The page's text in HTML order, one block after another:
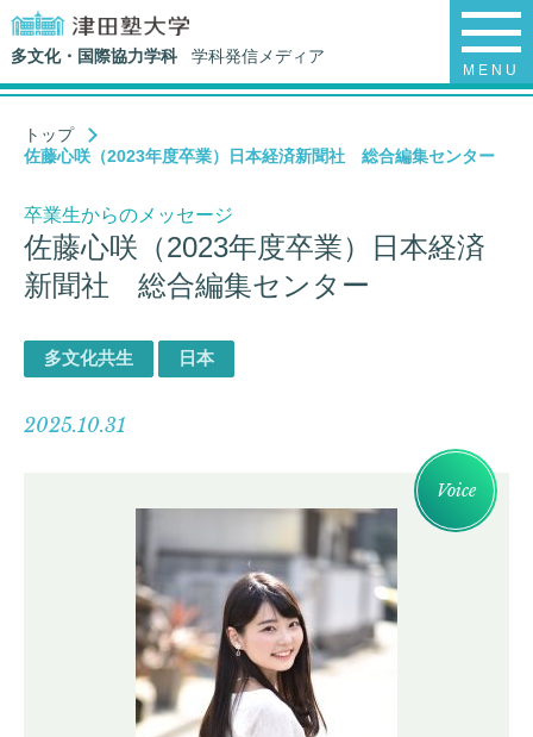
多文化・国際協力学科 学科発信メディア
MENU
トップ
佐藤心咲（2023年度卒業）日本経済新聞社 総合編集センター
卒業生からのメッセージ
佐藤心咲（2023年度卒業）日本経済
新聞社 総合編集センター
多文化共生 日本
2025.10.31
Voice